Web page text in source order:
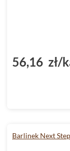
56,16 zł/
Barlinek Next